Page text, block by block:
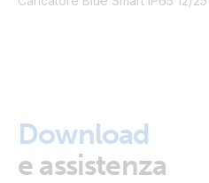
Download
e assistenza